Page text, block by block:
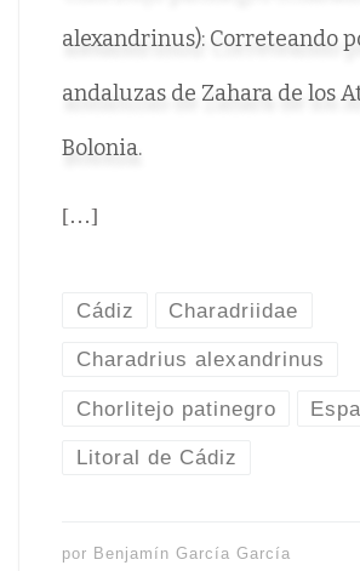
alexandrinus): Correteando
andaluzas de Zahara de los
Bolonia.
[…]
Cádiz Charadriidae
Charadrius alexandrinus
Chorlitejo patinegro
Litoral de Cádiz
por Benjamín García García